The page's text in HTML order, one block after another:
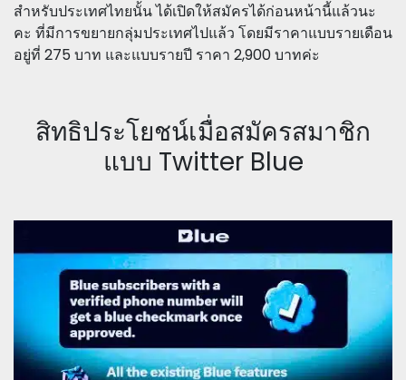
สำหรับประเทศไทยนั้น ได้เปิดให้สมัครได้ก่อนหน้านี้แล้วนะ
คะ ที่มีการขยายกลุ่มประเทศไปแล้ว โดยมีราคาแบบรายเดือน
อยู่ที่ 275 บาท และแบบรายปี ราคา 2,900 บาทค่ะ
สิทธิประโยชน์เมื่อสมัครสมาชิก
แบบ Twitter Blue